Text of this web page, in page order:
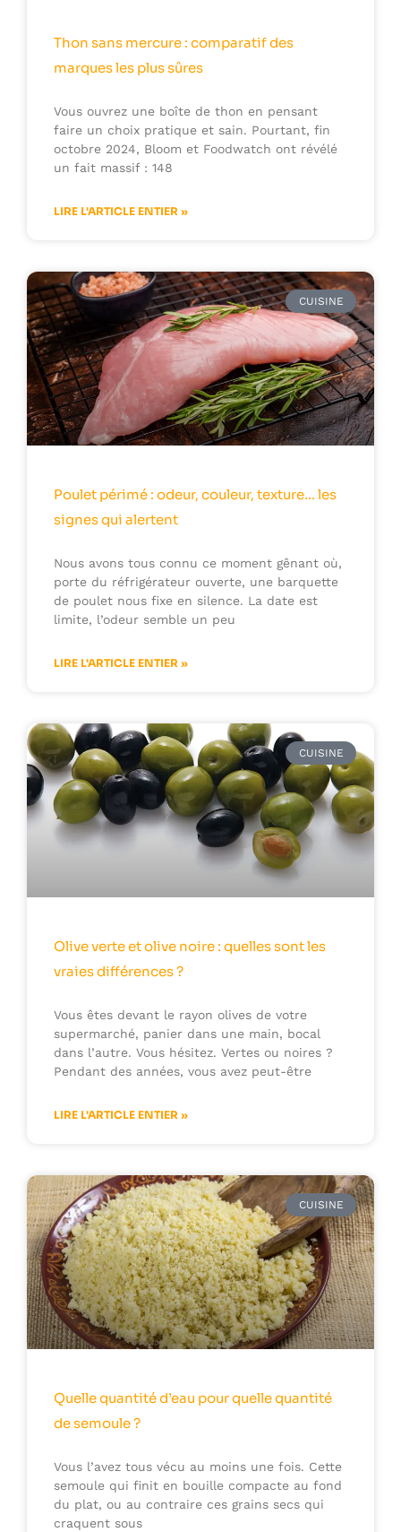
Thon sans mercure : comparatif des
marques les plus sûres
Vous ouvrez une boîte de thon en pensant
faire un choix pratique et sain. Pourtant, fin
octobre 2024, Bloom et Foodwatch ont révélé
un fait massif : 148
LIRE L'ARTICLE ENTIER »
CUISINE
Poulet périmé : odeur, couleur, texture… les
signes qui alertent
Nous avons tous connu ce moment gênant où,
porte du réfrigérateur ouverte, une barquette
de poulet nous fixe en silence. La date est
limite, l’odeur semble un peu
LIRE L'ARTICLE ENTIER »
CUISINE
Olive verte et olive noire : quelles sont les
vraies différences ?
Vous êtes devant le rayon olives de votre
supermarché, panier dans une main, bocal
dans l’autre. Vous hésitez. Vertes ou noires ?
Pendant des années, vous avez peut-être
LIRE L'ARTICLE ENTIER »
CUISINE
Quelle quantité d’eau pour quelle quantité
de semoule ?
Vous l’avez tous vécu au moins une fois. Cette
semoule qui finit en bouille compacte au fond
du plat, ou au contraire ces grains secs qui
craquent sous